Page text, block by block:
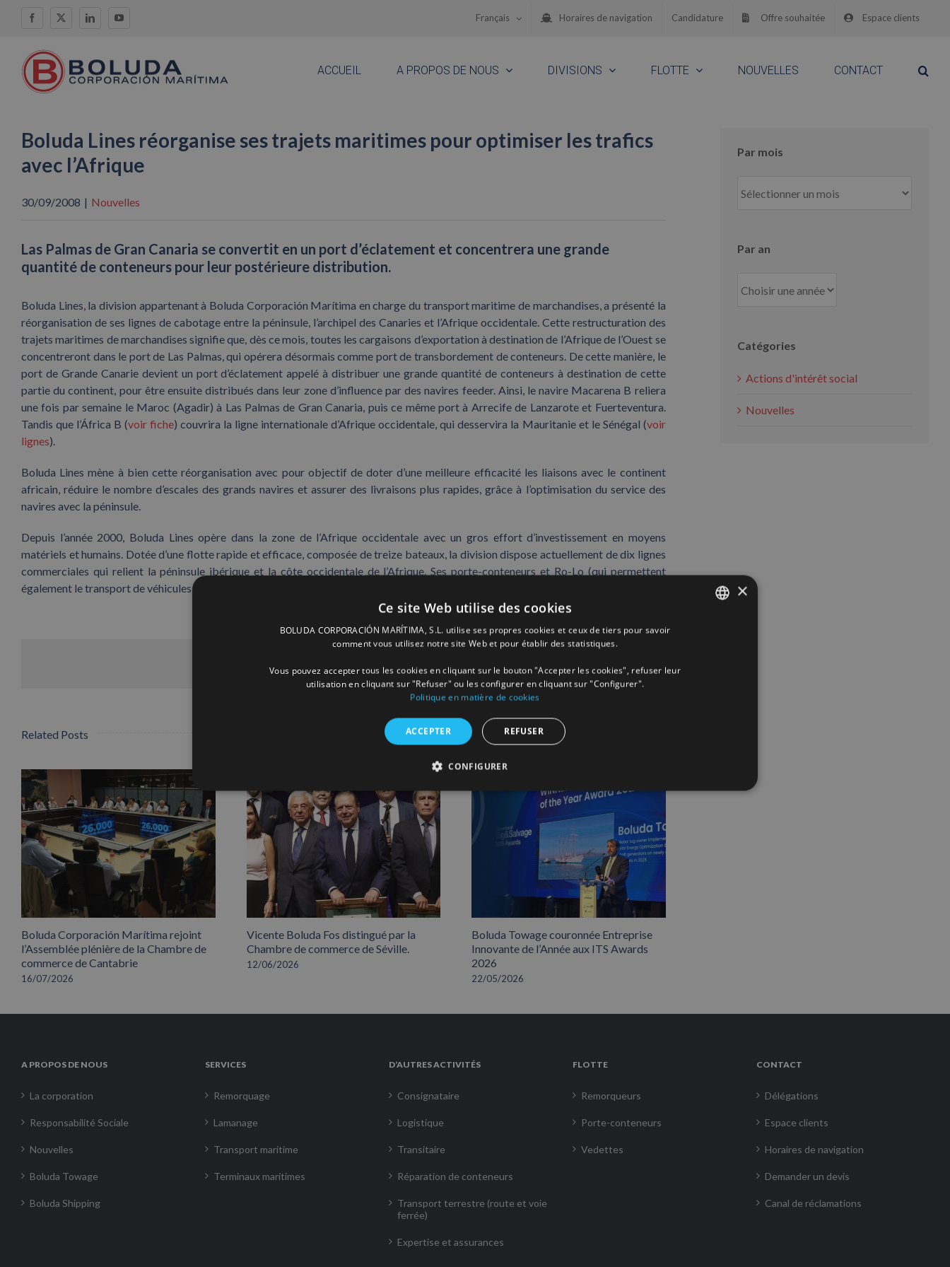
Facebook
X LinkedInYouTube Français Horaires de navigation Candidature Offre souhaitée Espace clients
ACCUEIL A PROPOS DE NOUS DIVISIONS FLOTTE NOUVELLES CONTACT
Boluda Lines réorganise ses trajets maritimes pour optimiser les trafics
avec l’Afrique
30/09/2008 | Nouvelles
Las Palmas de Gran Canaria se convertit en un port d’éclatement et concentrera une grande
quantité de conteneurs pour leur postérieure distribution.
Boluda Lines, la division appartenant à Boluda Corporación Marítima en charge du transport maritime de marchandises, a présenté la
réorganisation de ses lignes de cabotage entre la péninsule, l’archipel des Canaries et l’Afrique occidentale. Cette restructuration des
trajets maritimes de marchandises signifie que, dès ce mois, toutes les cargaisons d’exportation à destination de l’Afrique de l’Ouest se
concentreront dans le port de Las Palmas, qui opérera désormais comme port de transbordement de conteneurs. De cette manière, le
port de Grande Canarie devient un port d’éclatement appelé à distribuer une grande quantité de conteneurs à destination de cette
partie du continent, pour être ensuite distribués dans leur zone d’influence par des navires feeder. Ainsi, le navire Macarena B reliera
une fois par semaine le Maroc (Agadir) à Las Palmas de Gran Canaria, puis ce même port à Arrecife de Lanzarote et Fuerteventura.
Tandis que l’África B (voir fiche) couvrira la ligne internationale d’Afrique occidentale, qui desservira la Mauritanie et le Sénégal (voir
lignes).
Boluda Lines mène à bien cette réorganisation avec pour objectif de doter d’une meilleure efficacité les liaisons avec le continent
africain, réduire le nombre d’escales des grands navires et assurer des livraisons plus rapides, grâce à l’optimisation du service des
navires avec la péninsule.
Depuis l’année 2000, Boluda Lines opère dans la zone de l’Afrique occidentale avec un gros effort d’investissement en moyens
matériels et humains. Dotée d’une flotte rapide et efficace, composée de treize bateaux, la division dispose actuellement de dix lignes
commerciales qui relient la péninsule ibérique et la côte occidentale de l’Afrique. Ses porte-conteneurs et Ro-Lo (qui permettent
également le transport de véhicules roulants) ont déplacé 314 000 TEU.
Related Posts
Boluda Corporación Marítima rejoint
l’Assemblée plénière de la Chambre de
commerce de Cantabrie
16/07/2026
Vicente Boluda Fos distingué par la
Chambre de commerce de Séville.
12/06/2026
Boluda Towage couronnée Entreprise
Innovante de l’Année aux ITS Awards
2026
22/05/2026
Par mois
mois
Par an
Catégories
Actions d'intérêt social
Nouvelles
A PROPOS DE NOUS
La corporation
Responsabilité Sociale
Nouvelles
Boluda Towage
Boluda Shipping
SERVICES
Remorquage
Lamanage
Transport maritime
Terminaux maritimes
D’AUTRES ACTIVITÉS
Consignataire
Logistique
Transitaire
Réparation de conteneurs
Transport terrestre (route et voie
ferrée)
Expertise et assurances
FLOTTE
Remorqueurs
Porte-conteneurs
Vedettes
CONTACT
Délégations
Espace clients
Horaires de navigation
Demander un devis
Canal de réclamations
×
Ce site Web utilise des cookies
BOLUDA CORPORACIÓN MARÍTIMA, S.L. utilise ses propres cookies et ceux de tiers pour savoir
comment vous utilisez notre site Web et pour établir des statistiques.
Vous pouvez accepter tous les cookies en cliquant sur le bouton "Accepter les cookies", refuser leur
utilisation en cliquant sur "Refuser" ou les configurer en cliquant sur "Configurer".
Politique en matière de cookies
ACCEPTER REFUSER
CONFIGURER